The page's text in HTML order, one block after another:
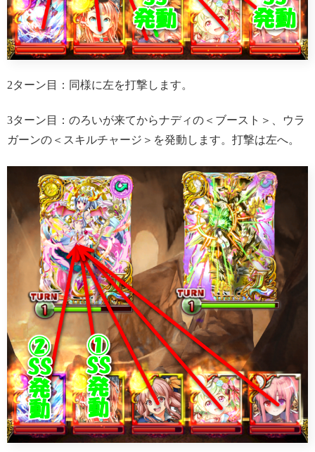
2ターン目：同様に左を打撃します。
3ターン目：のろいが来てからナディの＜ブースト＞、ウラ
ガーンの＜スキルチャージ＞を発動します。打撃は左へ。